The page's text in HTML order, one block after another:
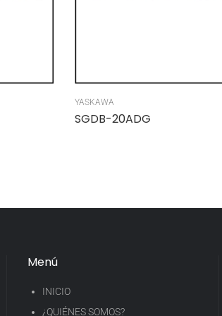
YASKAWA
SGDB-20ADG
Menú
INICIO
¿QUIÉNES SOMOS?